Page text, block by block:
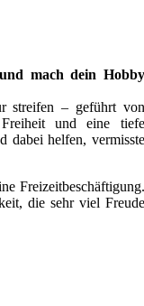
mach dein Hobby
streifen – geführt von
und eine tiefe
dabei helfen, vermisste
Freizeitbeschäftigung.
die sehr viel Freude